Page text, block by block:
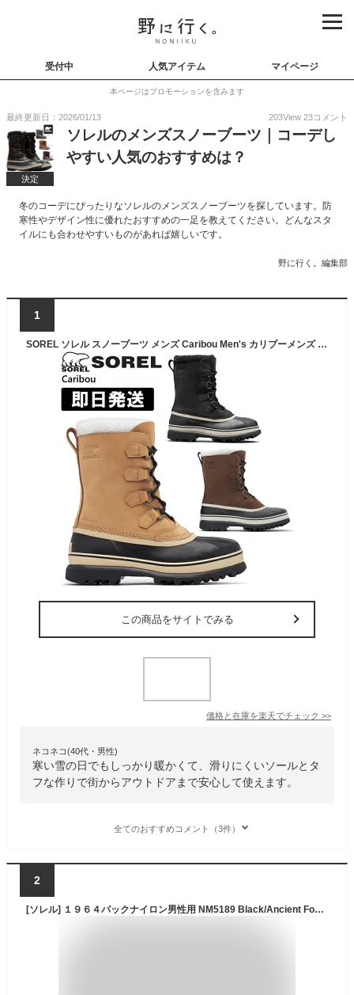
受付中 人気アイテム マイページ
本ページはプロモーションを含みます
最終更新日：2026/01/13 203View 23コメント
決定
ソレルのメンズスノーブーツ｜コーデし
やすい人気のおすすめは？
冬のコーデにぴったりなソレルのメンズスノーブーツを探しています。防
寒性やデザイン性に優れたおすすめの一足を教えてください。どんなスタ
イルにも合わせやすいものがあれば嬉しいです。
野に行く。編集部
1
SOREL ソレル スノーブーツ メンズ Caribou Men's カリブーメンズ ウィンターブーツ 男性用 NM1000【沖縄配送不可】
この商品をサイトでみる
価格と在庫を楽天でチェック >>
ネコネコ(40代・男性)
寒い雪の日でもしっかり暖かくて、滑りにくいソールとタ
フな作りで街からアウトドアまで安心して使えます。
全てのおすすめコメント（3件）
2
[ソレル] １９６４パックナイロン男性用 NM5189 Black/Ancient Fossil 8